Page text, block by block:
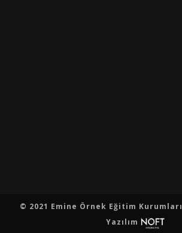
© 2021 Emine Örnek Eğitim Kurumları
Yazılım